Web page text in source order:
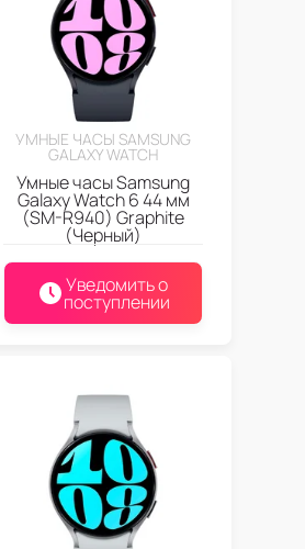
УМНЫЕ ЧАСЫ SAMSUNG
GALAXY WATCH
Умные часы Samsung
Galaxy Watch 6 44 мм
(SM-R940) Graphite
(Черный)
Уведомить о
поступлении